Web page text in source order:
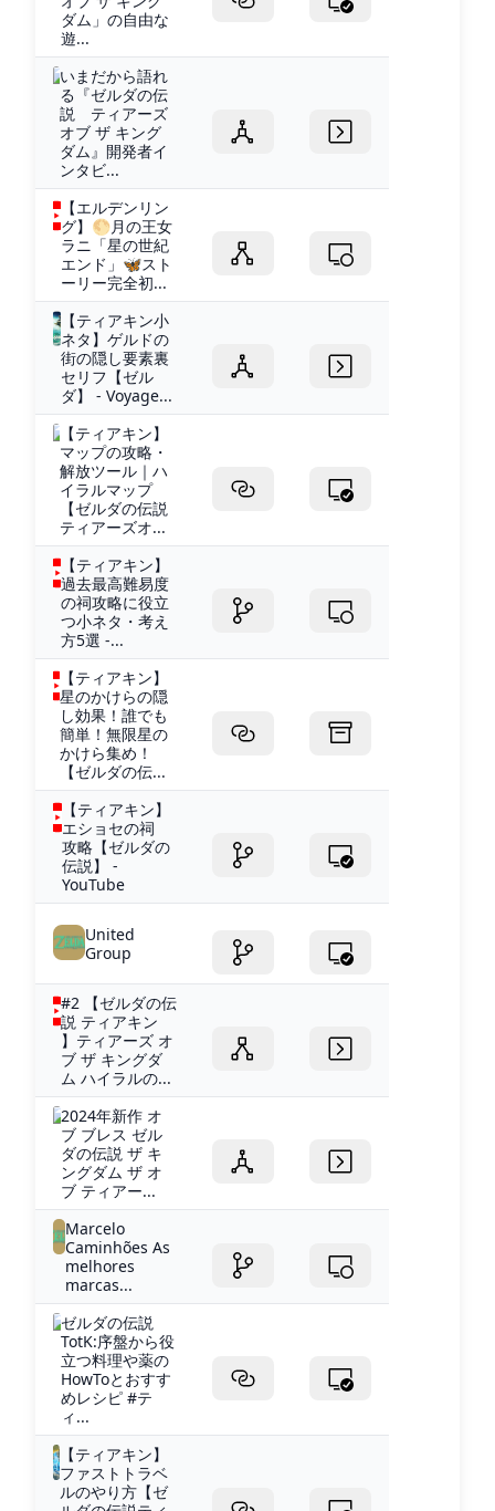
ダム」の自由な
遊...
いまだから語れ
る『ゼルダの伝
説 ティアーズ
オブ ザ キング
ダム』開発者イ
ンタビ...
【エルデンリン
グ】🌕月の王女
ラニ「星の世紀
エンド」🦋スト
ーリー完全初...
【ティアキン小
ネタ】ゲルドの
街の隠し要素裏
セリフ【ゼル
ダ】 - Voyage...
【ティアキン】
マップの攻略・
解放ツール｜ハ
イラルマップ
【ゼルダの伝説
ティアーズオ...
【ティアキン】
過去最高難易度
の祠攻略に役立
つ小ネタ・考え
方5選 -...
【ティアキン】
星のかけらの隠
し効果！誰でも
簡単！無限星の
かけら集め！
【ゼルダの伝...
【ティアキン】
エショセの祠
攻略【ゼルダの
伝説】 -
YouTube
United
Group
#2 【ゼルダの伝
説 ティアキン
】ティアーズ オ
ブ ザ キングダ
ム ハイラルの...
2024年新作 オ
ブ ブレス ゼル
ダの伝説 ザ キ
ングダム ザ オ
ブ ティアー...
Marcelo
Caminhões As
melhores
marcas...
ゼルダの伝説
TotK:序盤から役
立つ料理や薬の
HowToとおすす
めレシピ #テ
ィ...
【ティアキン】
ファストトラベ
ルのやり方【ゼ